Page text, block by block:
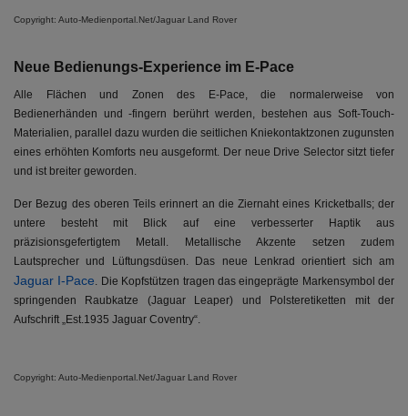
Copyright: Auto-Medienportal.Net/Jaguar Land Rover
Neue Bedienungs-Experience im E-Pace
Alle Flächen und Zonen des E-Pace, die normalerweise von
Bedienerhänden und -fingern berührt werden, bestehen aus Soft-Touch-
Materialien, parallel dazu wurden die seitlichen Kniekontaktzonen zugunsten
eines erhöhten Komforts neu ausgeformt. Der neue Drive Selector sitzt tiefer
und ist breiter geworden.
Der Bezug des oberen Teils erinnert an die Ziernaht eines Kricketballs; der
untere besteht mit Blick auf eine verbesserter Haptik aus
präzisionsgefertigtem Metall. Metallische Akzente setzen zudem
Lautsprecher und Lüftungsdüsen. Das neue Lenkrad orientiert sich am
Jaguar I-Pace. Die Kopfstützen tragen das eingeprägte Markensymbol der
springenden Raubkatze (Jaguar Leaper) und Polsteretiketten mit der
Aufschrift „Est.1935 Jaguar Coventry“.
Copyright: Auto-Medienportal.Net/Jaguar Land Rover